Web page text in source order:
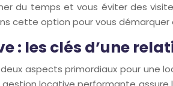
du temps et vous éviter des
cette option pour vous démarquer
: les clés d’une
aspects primordiaux pour une